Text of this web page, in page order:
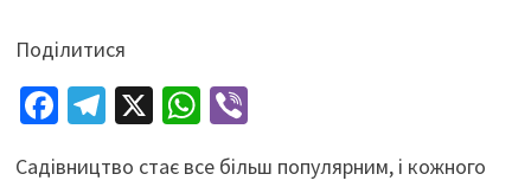
Поділитися
Fa Te X W Vi
Садівництво стає все більш популярним, і кожного